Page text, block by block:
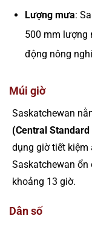
Lượng mưa:
500 mm lượng
động nông
Múi giờ
Saskatchewan
(Central
dụng giờ tiết kiệm
Saskatchewan ổn
khoảng 13 giờ.
Dân số